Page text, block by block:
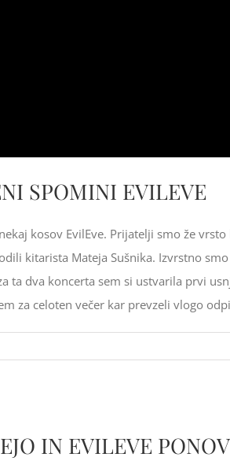
SPOMINI EVILEVE
kosov EvilEve. Prijatelji smo že
kitarista Mateja Sušnika. Izvrstno
ta dva koncerta sem si ustvarila prvi
celoten večer kar prevzeli vlogo
IN EVILEVE